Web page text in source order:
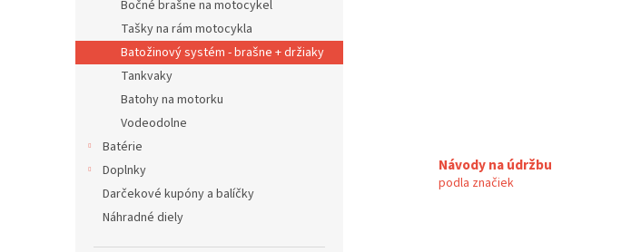
Bočné brašne na motocykel
Tašky na rám motocykla
Batožinový systém - brašne + držiaky
Tankvaky
Batohy na motorku
Vodeodolne
Batérie
Doplnky
Darčekové kupóny a balíčky
Náhradné diely
Návody na údržbu
podla značiek